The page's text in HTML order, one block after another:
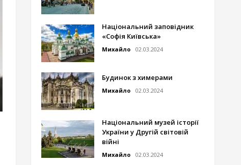
Національний заповідник
«Софія Київська»
Михайло 02.03.2024
Будинок з химерами
Михайло 02.03.2024
Національний музей історії
України у Другій світовій
війні
Михайло 02.03.2024